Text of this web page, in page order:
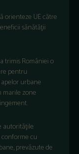
orienteze UE către
sănătăţii
trimis României o
pentru
urbane
marile zone
autorităţile
cu
prevăzute de